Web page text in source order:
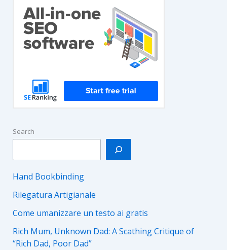
Search
Hand Bookbinding
Rilegatura Artigianale
Come umanizzare un testo ai gratis
Rich Mum, Unknown Dad: A Scathing Critique of
“Rich Dad, Poor Dad”